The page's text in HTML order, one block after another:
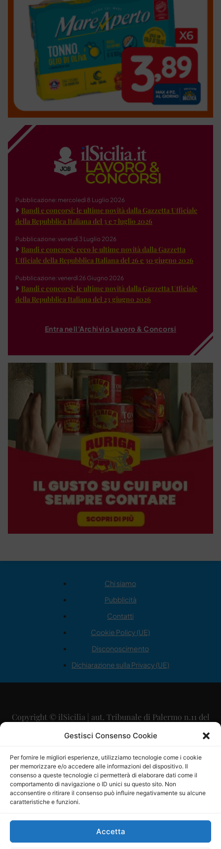
Gestisci Consenso Cookie
Per fornire le migliori esperienze, utilizziamo tecnologie come i cookie
per memorizzare e/o accedere alle informazioni del dispositivo. Il
consenso a queste tecnologie ci permetterà di elaborare dati come il
comportamento di navigazione o ID unici su questo sito. Non
acconsentire o ritirare il consenso può influire negativamente su alcune
caratteristiche e funzioni.
Accetta
Pubblicazione: mercoledì 8 Luglio 2026
Bandi e concorsi: le ultime novità dalla Gazzetta Ufficiale
della Repubblica Italiana del 3 e 7 luglio 2026
Pubblicazione: venerdì 3 Luglio 2026
Bandi e concorsi: ecco le ultime novità dalla Gazzetta
Ufficiale della Repubblica Italiana del 26 e 30 giugno 2026
Pubblicazione: venerdì 26 Giugno 2026
Bandi e concorsi: le ultime novità dalla Gazzetta Ufficiale
della Repubblica Italiana del 23 giugno 2026
Entra nell'Archivio Lavoro & Concorsi
Chi siamo
Pubblicità
Contatti
Cookie Policy (UE)
Disconoscimento
Dichiarazione sulla Privacy (UE)
Copyright © ilSicilia | aut. Tribunale di Palermo n.11 del
29/09/2015
Direttore Editoriale: Maurizio Scaglione
Direttore Responsabile: Maria Calabrese
P.IVA: 06334930820
Mercurio Comunicazione Società Cooperativa a r.l. è